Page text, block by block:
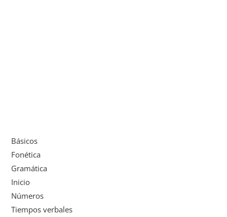
Básicos
Fonética
Gramática
Inicio
Números
Tiempos verbales